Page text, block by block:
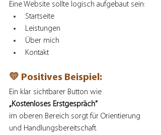
Eine Website sollte logisch aufgebaut sein:
Startseite
Leistungen
Über mich
Kontakt
💛 Positives Beispiel:
Ein klar sichtbarer Button wie
„Kostenloses Erstgespräch“
im oberen Bereich sorgt für Orientierung
und Handlungsbereitschaft.